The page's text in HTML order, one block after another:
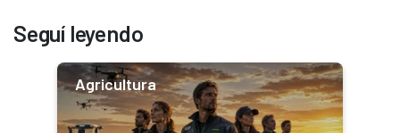
Seguí leyendo
Agricultura